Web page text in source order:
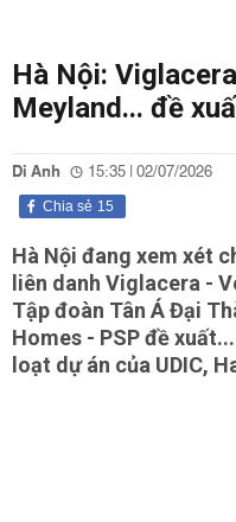
Hà Nội:
Meyland... đề
Di Anh 15:35 | 02/07/2026
15
Chia sẻ
Hà Nội đang xem xét
liên danh Viglacera -
Tập đoàn Tân Á Đại
Homes - PSP đề
loạt dự án của UDIC,